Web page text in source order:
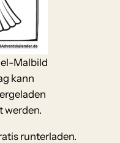
Malbild
kann
werden.
runterladen.